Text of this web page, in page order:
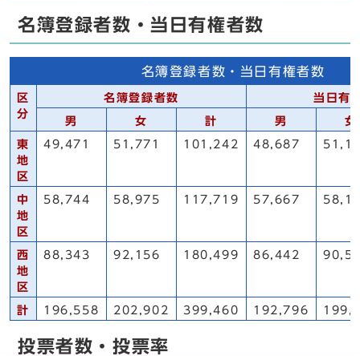
名簿登録者数・当日有権者数
名簿登録者数・当日有権者数
区
分
名簿登録者数 当日有
男 女 計 男 女
東
地
区
49,471 51,771 101,242 48,687
中
地
区
58,744 58,975 117,719 57,667
西
地
区
88,343 92,156 180,499 86,442
計 196,558 202,902 399,460 192,796
投票者数・投票率